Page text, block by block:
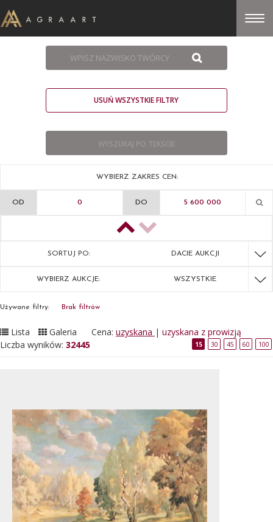
USUŃ WSZYSTKIE FILTRY
WYBIERZ ZAKRES CEN:
OD DO
SORTUJ PO: DACIE AUKCJI
WYBIERZ AUKCJE: WSZYSTKIE
Używane filtry: Brak filtrów
Lista Galeria Cena: uzyskana | uzyskana z prowizją
Liczba wyników: 32445 15 30 45 60 100